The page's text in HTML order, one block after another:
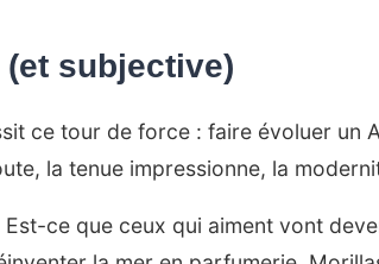
subjective)
ce tour de force : faire évoluer un
la tenue impressionne, la
ce que ceux qui aiment vont